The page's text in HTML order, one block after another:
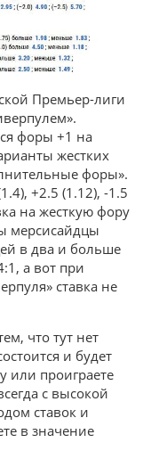
Премьер-лиги
форы +1 на
жестких
форы».
+2.5 (1.12), -1.5
на жесткую фору
мерсисайдцы
в два и больше
а вот при
ставка не
что тут нет
и будет
или проиграете
с высокой
ставок и
в значение